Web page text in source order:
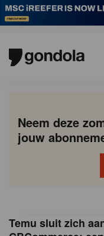
Neem deze
jouw
oTemu sluit zich